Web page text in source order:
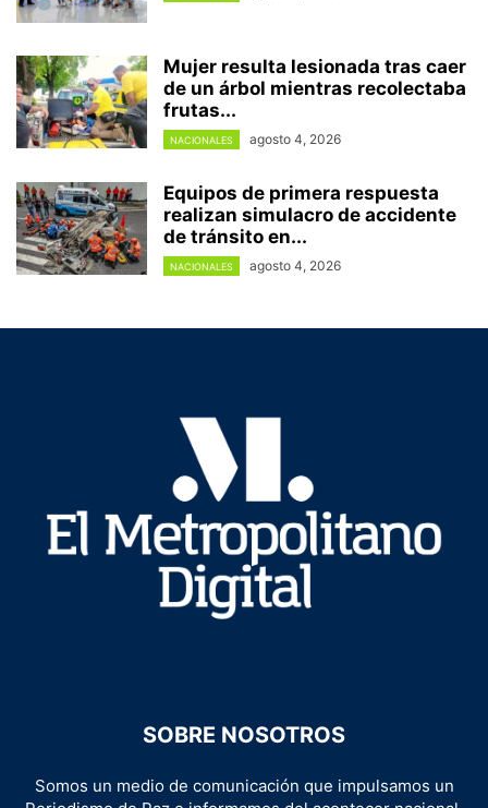
Mujer resulta lesionada tras caer
de un árbol mientras recolectaba
frutas...
NACIONALES agosto 4, 2026
Equipos de primera respuesta
realizan simulacro de accidente
de tránsito en...
NACIONALES agosto 4, 2026
SOBRE NOSOTROS
Somos un medio de comunicación que impulsamos un